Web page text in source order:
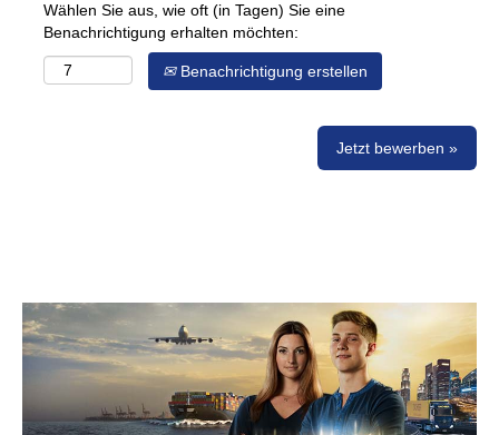
Wählen Sie aus, wie oft (in Tagen) Sie eine
Benachrichtigung erhalten möchten:
Benachrichtigung erstellen
Jetzt bewerben »